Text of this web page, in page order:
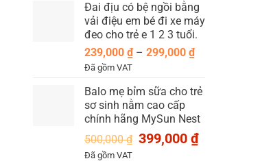
289,000 ₫
đến
339,000 ₫
Đai địu có bệ ngồi bằng
vải điệu em bé đi xe máy
đeo cho trẻ e 1 2 3 tuổi.
239,000 ₫ – 299,000 ₫Khoảng
239,000 ₫
299,000 ₫
Đã gồm VAT
Balo mẹ bỉm sữa cho trẻ
sơ sinh nằm cao cấp
chính hãng MySun Nest
500,000₫ Giá
399,000 ₫Giá
hiện
Đã gồm VAT